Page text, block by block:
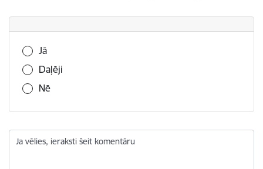
Vai šī informācija bija noderīga?
Jā
Daļēji
Nē
Ja vēlies, ieraksti šeit komentāru